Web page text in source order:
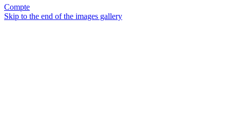
Compte
Skip to the end of the images gallery